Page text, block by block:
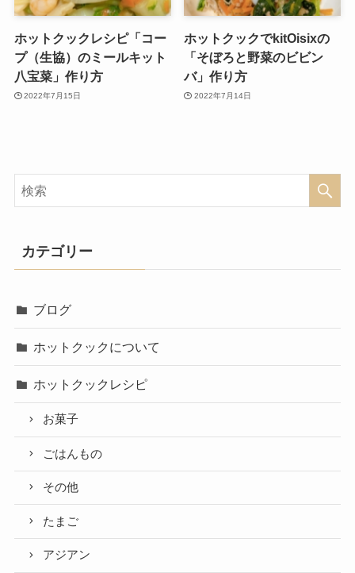
ホットクックレシピ「コー
プ（生協）のミールキット
八宝菜」作り方
2022年7月15日
ホットクックでkitOisixの
「そぼろと野菜のビビン
バ」作り方
2022年7月14日
カテゴリー
ブログ
ホットクックについて
ホットクックレシピ
お菓子
ごはんもの
その他
たまご
アジアン